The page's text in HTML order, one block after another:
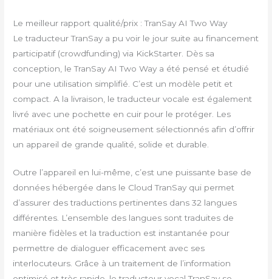
Le meilleur rapport qualité/prix : TranSay AI Two Way
Le traducteur TranSay a pu voir le jour suite au financement
participatif (crowdfunding) via KickStarter. Dès sa
conception, le TranSay AI Two Way a été pensé et étudié
pour une utilisation simplifié. C’est un modèle petit et
compact. A la livraison, le traducteur vocale est également
livré avec une pochette en cuir pour le protéger. Les
matériaux ont été soigneusement sélectionnés afin d’offrir
un appareil de grande qualité, solide et durable.
Outre l’appareil en lui-même, c’est une puissante base de
données hébergée dans le Cloud TranSay qui permet
d’assurer des traductions pertinentes dans 32 langues
différentes. L’ensemble des langues sont traduites de
manière fidèles et la traduction est instantanée pour
permettre de dialoguer efficacement avec ses
interlocuteurs. Grâce à un traitement de l’information